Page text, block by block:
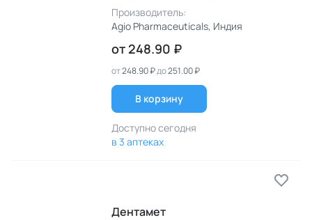
Производитель:
Agio Pharmaceuticals, Индия
от 248.90 ₽
от248.90 ₽до251.00 ₽
В корзину
Доступно сегодня
в 3 аптеках
Дентамет